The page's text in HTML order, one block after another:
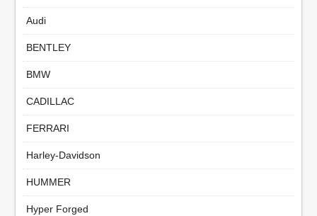
Audi
BENTLEY
BMW
CADILLAC
FERRARI
Harley-Davidson
HUMMER
Hyper Forged